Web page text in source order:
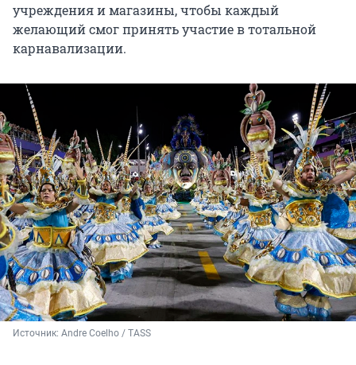
учреждения и магазины, чтобы каждый
желающий смог принять участие в тотальной
карнавализации.
Источник: Andre Coelho / TASS